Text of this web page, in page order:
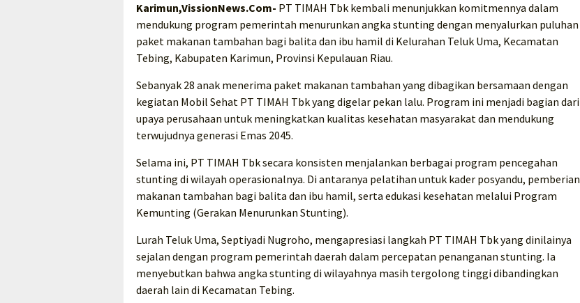
Karimun,VissionNews.Com- PT TIMAH Tbk kembali menunjukkan komitmennya dalam
mendukung program pemerintah menurunkan angka stunting dengan menyalurkan puluhan
paket makanan tambahan bagi balita dan ibu hamil di Kelurahan Teluk Uma, Kecamatan
Tebing, Kabupaten Karimun, Provinsi Kepulauan Riau.
Sebanyak 28 anak menerima paket makanan tambahan yang dibagikan bersamaan dengan
kegiatan Mobil Sehat PT TIMAH Tbk yang digelar pekan lalu. Program ini menjadi bagian dari
upaya perusahaan untuk meningkatkan kualitas kesehatan masyarakat dan mendukung
terwujudnya generasi Emas 2045.
Selama ini, PT TIMAH Tbk secara konsisten menjalankan berbagai program pencegahan
stunting di wilayah operasionalnya. Di antaranya pelatihan untuk kader posyandu, pemberian
makanan tambahan bagi balita dan ibu hamil, serta edukasi kesehatan melalui Program
Kemunting (Gerakan Menurunkan Stunting).
Lurah Teluk Uma, Septiyadi Nugroho, mengapresiasi langkah PT TIMAH Tbk yang dinilainya
sejalan dengan program pemerintah daerah dalam percepatan penanganan stunting. Ia
menyebutkan bahwa angka stunting di wilayahnya masih tergolong tinggi dibandingkan
daerah lain di Kecamatan Tebing.